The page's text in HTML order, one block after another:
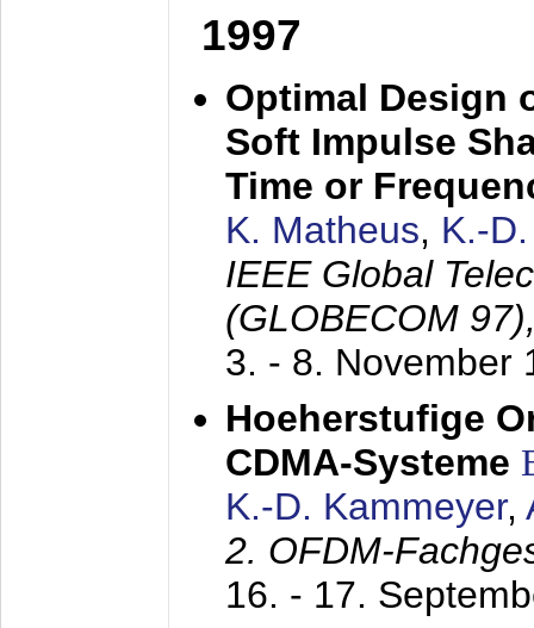
1997
Optimal Design
Soft Impulse
Time or
K. Matheus, K.-
IEEE Global
(GLOBECOM
3. - 8. November
Hoeherstufige
CDMA-Systeme
K.-D. Kammeyer,
2. OFDM-
16. - 17.